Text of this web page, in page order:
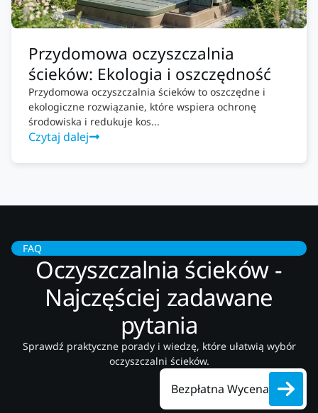
Przydomowa oczyszczalnia
ścieków: Ekologia i oszczędność
Przydomowa oczyszczalnia ścieków to oszczędne i
ekologiczne rozwiązanie, które wspiera ochronę
środowiska i redukuje kos...
Czytaj dalej
FAQ
Oczyszczalnia ścieków -
Najczęściej zadawane
pytania
Sprawdź praktyczne porady i wiedzę, które ułatwią wybór
oczyszczalni ścieków.
Bezpłatna Wycena